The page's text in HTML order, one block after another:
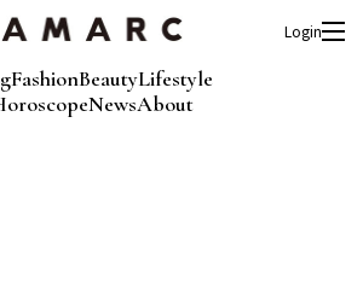
FashionBeautyLifestyle
NewsAbout
Login